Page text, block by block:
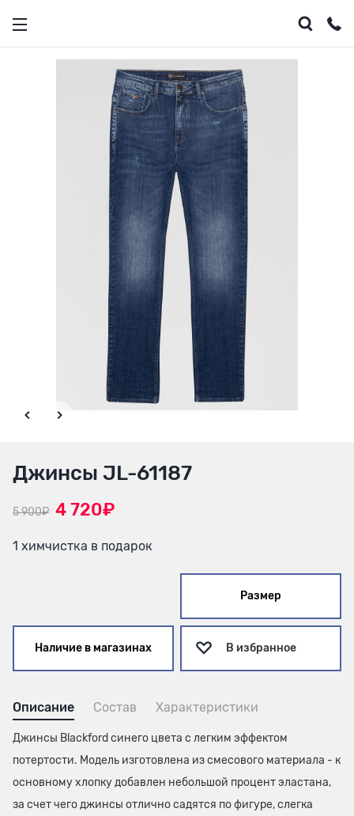
Джинсы JL-61187
5 900₽ 4 720₽
1 химчистка в подарок
Размер
Наличие в магазинах В избранное
Описание Состав Характеристики
Джинсы Blackford синего цвета с легким эффектом
потертости. Модель изготовлена из смесового материала - к
основному хлопку добавлен небольшой процент эластана,
за счет чего джинсы отлично садятся по фигуре, слегка